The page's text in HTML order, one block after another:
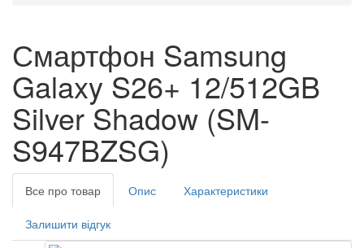
Смартфон Samsung
Galaxy S26+ 12/512GB
Silver Shadow (SM-
S947BZSG)
Все про товар Опис Характеристики
Залишити відгук